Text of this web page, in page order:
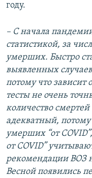
году.
– С начала
статистикой, за
умерших. Быстро
выявленных
потому что зависит
тесты не очень
количество смертей
адекватный,
умерших “от
от COVID”
рекомендации ВОЗ
Весной появились